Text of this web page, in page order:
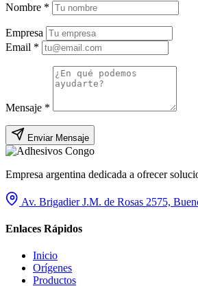
Nombre *
Empresa
Email *
Mensaje *
Enviar Mensaje
Empresa argentina dedicada a ofrecer
Av. Brigadier J.M. de Rosas 2575,
Enlaces Rápidos
Inicio
Orígenes
Productos